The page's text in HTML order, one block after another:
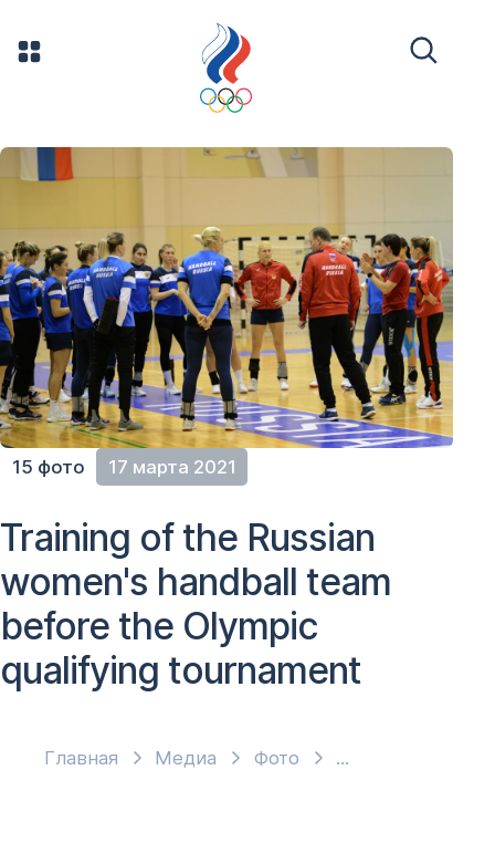
15 фото 17 марта 2021
Главная Медиа Фото
Training of the Russian
women's handball team
before the Olympic
qualifying tournament